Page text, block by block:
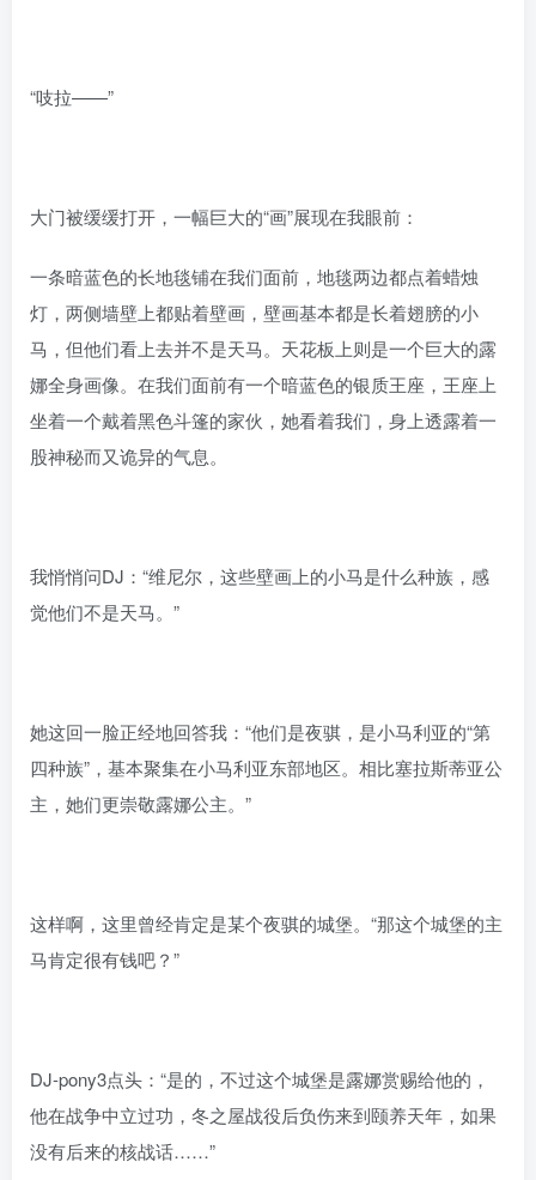
“吱拉——”
大门被缓缓打开，一幅巨大的“画”展现在我眼前：
一条暗蓝色的长地毯铺在我们面前，地毯两边都点着蜡烛
灯，两侧墙壁上都贴着壁画，壁画基本都是长着翅膀的小
马，但他们看上去并不是天马。天花板上则是一个巨大的露
娜全身画像。在我们面前有一个暗蓝色的银质王座，王座上
坐着一个戴着黑色斗篷的家伙，她看着我们，身上透露着一
股神秘而又诡异的气息。
我悄悄问DJ：“维尼尔，这些壁画上的小马是什么种族，感
觉他们不是天马。”
她这回一脸正经地回答我：“他们是夜骐，是小马利亚的“第
四种族”，基本聚集在小马利亚东部地区。相比塞拉斯蒂亚公
主，她们更崇敬露娜公主。”
这样啊，这里曾经肯定是某个夜骐的城堡。“那这个城堡的主
马肯定很有钱吧？”
DJ-pony3点头：“是的，不过这个城堡是露娜赏赐给他的，
他在战争中立过功，冬之屋战役后负伤来到颐养天年，如果
没有后来的核战话……”